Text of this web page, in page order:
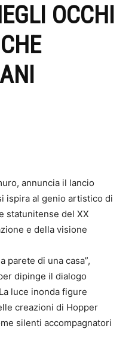
OCCHI
annuncia il lancio
ispira al genio artistico di
statunitense del XX
e della visione
parete di una casa”,
dipinge il dialogo
luce inonda figure
creazioni di Hopper
silenti accompagnatori